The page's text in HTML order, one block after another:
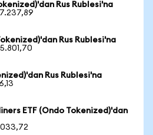
Rus Rublesi'na
Rus Rublesi'na
Rus Rublesi'na
ETF (Ondo Tokenized)'dan